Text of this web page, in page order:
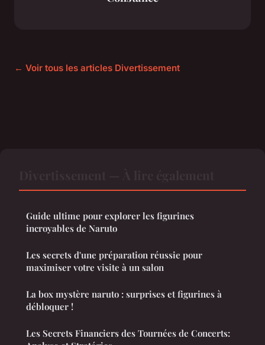
← Voir tous les articles Divertissement
Guide ultime pour explorer les figurines
incroyables de Naruto
Les secrets d'une préparation réussie pour
maximiser votre visite à un salon
La box mystère naruto : surprises et figurines à
débloquer !
Les Secrets Financiers des Tournées de Concerts: